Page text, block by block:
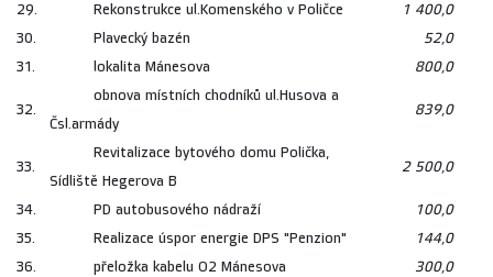
29.
Rekonstrukce ul.Komenského v Poličce
1 400,0
30.
Plavecký bazén
52,0
31.
lokalita Mánesova 800,0
32.
obnova místních chodníků ul.Husova a
Čsl.armády
839,0
33.
Revitalizace bytového domu Polička,
Sídliště Hegerova B
2 500,0
34. PD autobusového nádraží
100,0
35.
Realizace úspor energie DPS "Penzion"
144,0
36.
přeložka kabelu O2 Mánesova
300,0